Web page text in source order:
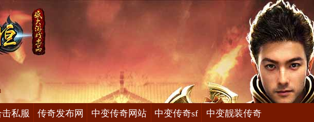
私服 传奇发布网 中变传奇网站 中变传奇sf 中变靓装传奇